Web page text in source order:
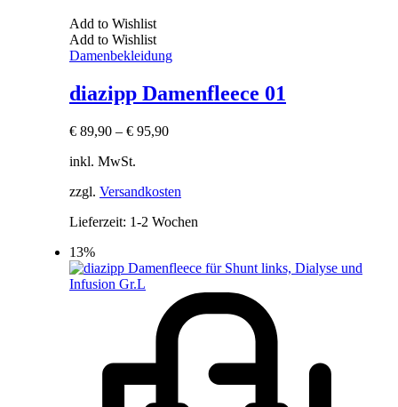
Add to Wishlist
Add to Wishlist
Damenbekleidung
diazipp Damenfleece 01
€ 89,90 – € 95,90
inkl. MwSt.
zzgl. Versandkosten
Lieferzeit: 1-2 Wochen
13%